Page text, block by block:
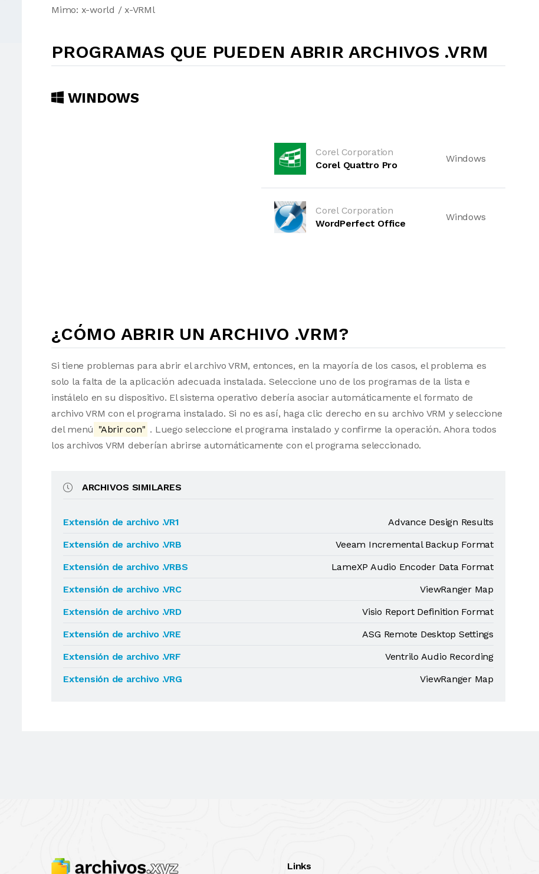
Mimo: x-world / x-VRMl
PROGRAMAS QUE PUEDEN ABRIR ARCHIVOS .VRM
WINDOWS
Corel Corporation
Corel Quattro Pro
Windows
Corel Corporation
WordPerfect Office
Windows
¿CÓMO ABRIR UN ARCHIVO .VRM?
Si tiene problemas para abrir el archivo VRM, entonces, en la mayoría de los casos, el problema es
solo la falta de la aplicación adecuada instalada. Seleccione uno de los programas de la lista e
instálelo en su dispositivo. El sistema operativo debería asociar automáticamente el formato de
archivo VRM con el programa instalado. Si no es así, haga clic derecho en su archivo VRM y seleccione
del menú "Abrir con" . Luego seleccione el programa instalado y confirme la operación. Ahora todos
los archivos VRM deberían abrirse automáticamente con el programa seleccionado.
ARCHIVOS SIMILARES
Extensión de archivo .VR1
Advance Design Results
Extensión de archivo .VRB
Veeam Incremental Backup Format
Extensión de archivo .VRBS
LameXP Audio Encoder Data Format
Extensión de archivo .VRC
ViewRanger Map
Extensión de archivo .VRD
Visio Report Definition Format
Extensión de archivo .VRE
ASG Remote Desktop Settings
Extensión de archivo .VRF
Ventrilo Audio Recording
Extensión de archivo .VRG
ViewRanger Map
Links